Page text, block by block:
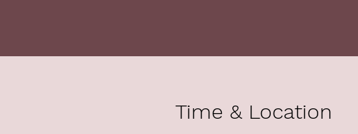
Time & Location